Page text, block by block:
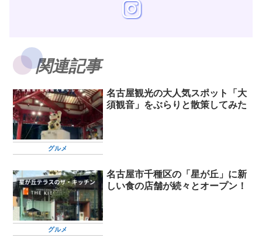
関連記事
グルメ
名古屋観光の大人気スポット「大
須観音」をぶらりと散策してみた
グルメ
名古屋市千種区の「星が丘」に新
しい食の店舗が続々とオープン！